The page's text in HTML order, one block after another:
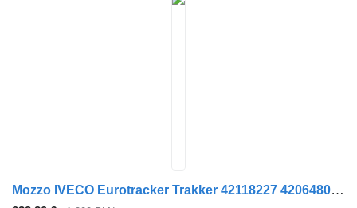
Mozzo IVECO Eurotracker Trakker 42118227 42064800 42064799 42101713 42104691 42551262 42101712 42117535 42117533 42117422 per camion IVECO Trakker